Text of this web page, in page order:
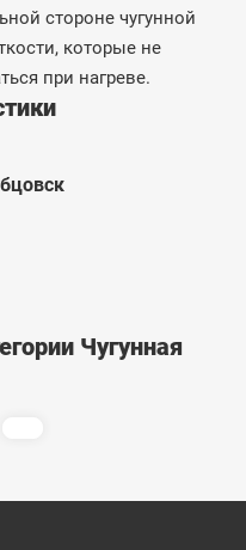
стороне чугунной
которые не
при нагреве.
Чугунная